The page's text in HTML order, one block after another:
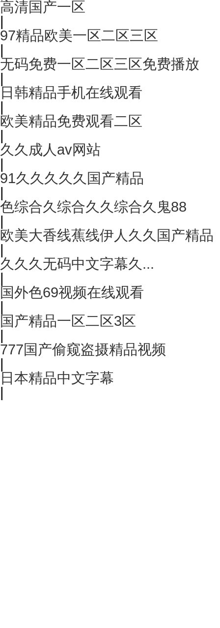
高清国产一区
|
97精品欧美一区二区三区
|
无码免费一区二区三区免费播放
|
日韩精品手机在线观看
|
欧美精品免费观看二区
|
久久成人av网站
|
91久久久久久国产精品
|
色综合久综合久久综合久鬼88
|
欧美大香线蕉线伊人久久国产精品
|
久久久无码中文字幕久...
|
国外色69视频在线观看
|
国产精品一区二区3区
|
777国产偷窥盗摄精品视频
|
日本精品中文字幕
|